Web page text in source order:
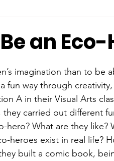
an
imagination than to be
fun way through
A in their Visual Arts
they carried out different
hero? What are they
heroes exist in real life?
built a comic book,